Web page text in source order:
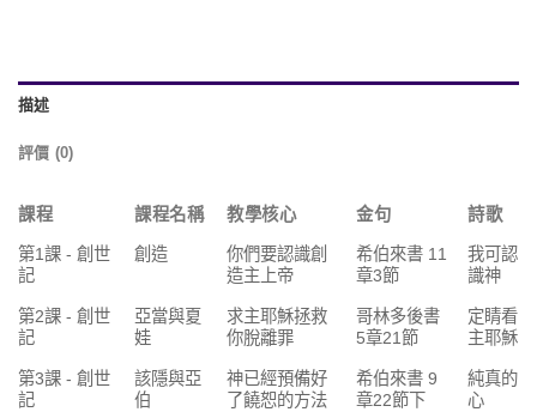
描述
評價 (0)
課程 課程名稱 教學核心 金句 詩歌
第1課 - 創世
記
創造
你們要認識創
造主上帝
希伯來書 11
章3節
我可認
識神
第2課 - 創世
記
亞當與夏
娃
求主耶穌拯救
你脫離罪
哥林多後書
5章21節
定睛看
主耶穌
第3課 - 創世
記
該隱與亞
伯
神已經預備好
了饒恕的方法
希伯來書 9
章22節下
純真的
心